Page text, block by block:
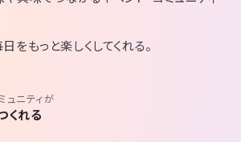
をもっと楽しくしてくれる。
ュニティが
くれる